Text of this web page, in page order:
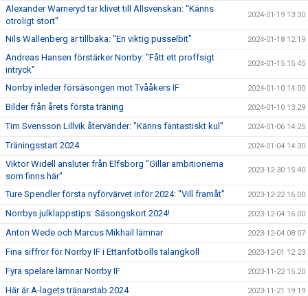
Alexander Warneryd tar klivet till Allsvenskan: "Känns
otroligt stort"
2024-01-19 13:30
Nils Wallenberg är tillbaka: "En viktig pusselbit" 2024-01-18 12:19
Andreas Hansen förstärker Norrby: "Fått ett proffsigt
intryck"
2024-01-15 15:45
Norrby inleder försäsongen mot Tvååkers IF 2024-01-10 14:00
Bilder från årets första träning 2024-01-10 13:29
Tim Svensson Lillvik återvänder: "Känns fantastiskt kul" 2024-01-06 14:25
Träningsstart 2024 2024-01-04 14:30
Viktor Widell ansluter från Elfsborg "Gillar ambitionerna
som finns här"
2023-12-30 15:40
Ture Spendler första nyförvärvet inför 2024: "Vill framåt" 2023-12-22 16:00
Norrbys julklappstips: Säsongskort 2024! 2023-12-04 16:00
Anton Wede och Marcus Mikhail lämnar 2023-12-04 08:07
Fina siffror för Norrby IF i Ettanfotbolls talangkoll 2023-12-01 12:23
Fyra spelare lämnar Norrby IF 2023-11-22 15:20
Här är A-lagets tränarstab 2024 2023-11-21 19:19